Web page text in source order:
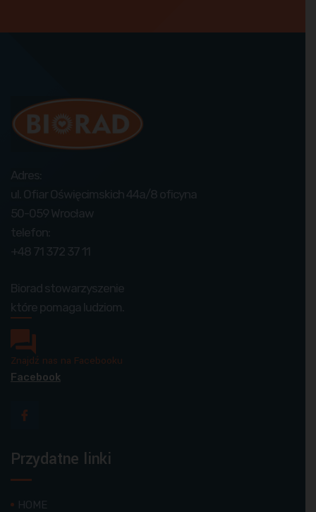
Adres:
ul. Ofiar Oświęcimskich 44a/8 oficyna
50-059 Wrocław
telefon:
+48 71 372 37 11
Biorad stowarzyszenie
które pomaga ludziom.
Znajdź nas na Facebooku
Facebook
Przydatne linki
HOME